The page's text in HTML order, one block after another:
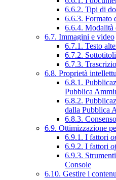
6.6.2. Tipi di
6.6.3. Formato
6.6.4. Modalità
6.7. Immagini e video
6.7.1. Testo
6.7.2.
6.7.3.
6.8. Proprietà
6.8.1.
Pubblica
6.8.2.
dalla Pubblica
6.8.3.
6.9. Ottimizzazione
6.9.1. I fattori
6.9.2. I fattori
6.9.3.
Console
6.10. Gestire i